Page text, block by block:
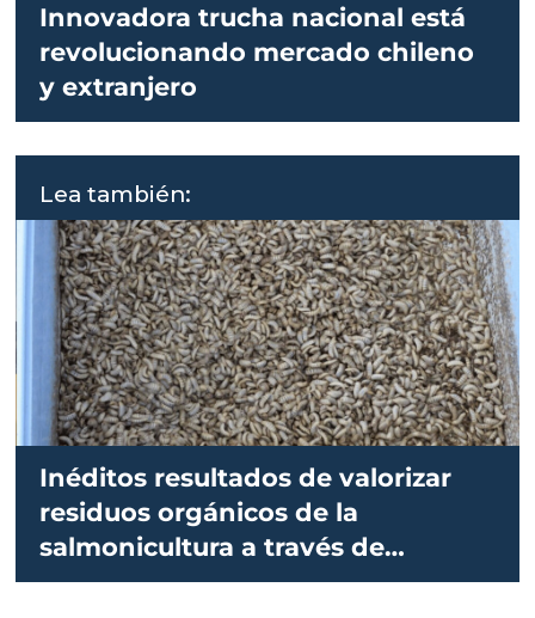
Innovadora trucha nacional está
revolucionando mercado chileno
y extranjero
Lea también:
Inéditos resultados de valorizar
residuos orgánicos de la
salmonicultura a través de
insectos